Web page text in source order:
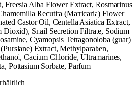
Freesia Alba Flower Extract, Rosmarinus
Recutita (Matricaria) Flower
Castor Oil, Centella Asiatica Extract,
Snail Secretion Filtrate, Sodium
Cyamopsis Tetragonoloba (guar)
Extract, Methylparaben,
Cacium Chloride, Ultramarines,
Pottasium Sorbate, Parfum